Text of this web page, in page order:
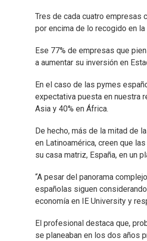
Tres de cada cuatro empresas
por encima de lo recogido en
Ese 77% de empresas que
a aumentar su inversión en
En el caso de las pymes
expectativa puesta en nuestra
Asia y 40% en África.
De hecho, más de la mitad de
en Latinoamérica, creen que
su casa matriz, España, en un
“A pesar del panorama
españolas siguen
economía en IE University y
El profesional destaca que,
se planeaban en los dos años